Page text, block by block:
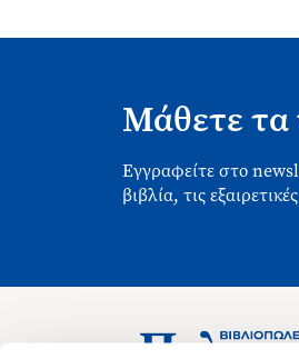
Μάθετε τα
Εγγραφείτε στο
βιβλία, τις